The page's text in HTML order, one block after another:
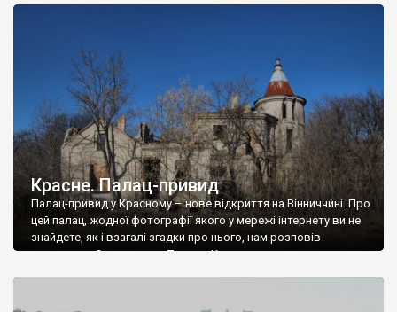
Красне. Палац-привид
Палац-привид у Красному – нове відкриття на Вінниччині. Про
цей палац, жодної фотографії якого у мережі інтернету ви не
знайдете, як і взагалі згадки про нього, нам розповів
мешканець Самгородка. Палац у Красному вразив не лише